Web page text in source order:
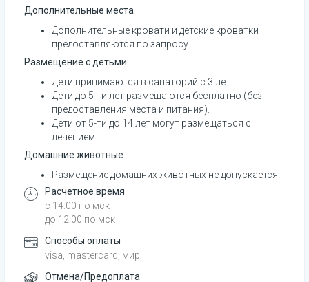
Дополнительные места
Дополнительные кровати и детские кроватки
предоставляются по запросу.
Размещение с детьми
Дети принимаются в санаторий с 3 лет.
Дети до 5-ти лет размещаются бесплатно (без
предоставления места и питания).
Дети от 5-ти до 14 лет могут размещаться с
лечением.
Домашние животные
Размещение домашних животных не допускается.
Расчетное время
с 14:00 по мск
до 12:00 по мск
Способы оплаты
visa, mastercard, мир
Отмена/Предоплата